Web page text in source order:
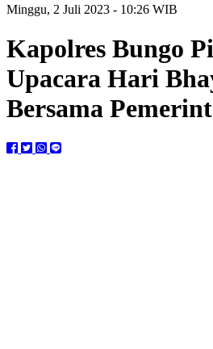
Minggu, 2 Juli 2023 - 10:26 WIB
Kapolres Bungo
Upacara Hari
Bersama